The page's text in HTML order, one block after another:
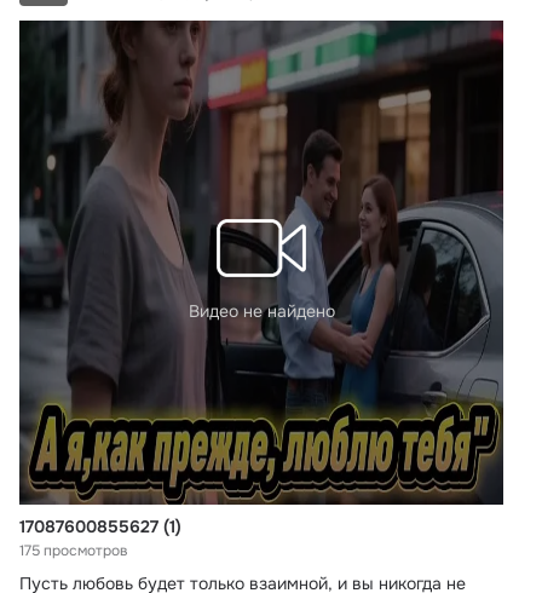
Видео не найдено
17087600855627 (1)
175 просмотров
Пусть любовь будет только взаимной, и вы никогда не